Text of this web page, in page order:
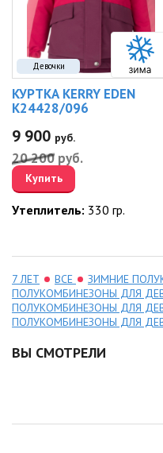
Девочки
КУРТКА KERRY EDEN
K24428/096
9 900 руб.
20 200 руб.
Купить
Утеплитель: 330 гр.
7 ЛЕТ ВСЕ
ЗИМНИЕ
ПОЛУКОМБИНЕЗОНЫ ДЛЯ
ПОЛУКОМБИНЕЗОНЫ ДЛЯ
ПОЛУКОМБИНЕЗОНЫ ДЛЯ
ВЫ СМОТРЕЛИ